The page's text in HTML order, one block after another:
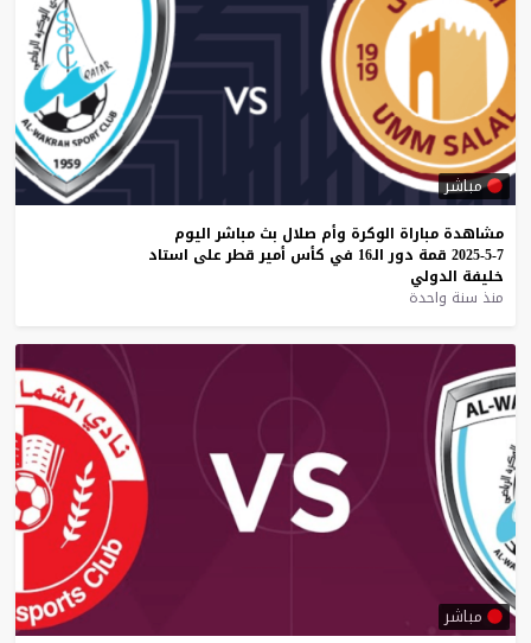
مباشر
مشاهدة مباراة الوكرة وأم صلال بث مباشر اليوم
7-5-2025
قمة دور الـ16 في كأس أمير قطر على استاد
خليفة الدولي
منذ سنة واحدة
مباشر